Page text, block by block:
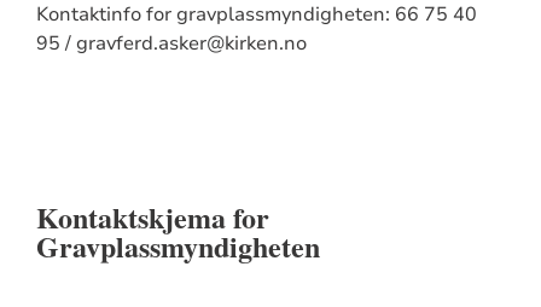
Kontaktinfo for gravplassmyndigheten: 66 75 40
95 / gravferd.asker@kirken.no
Kontaktskjema for
Gravplassmyndigheten